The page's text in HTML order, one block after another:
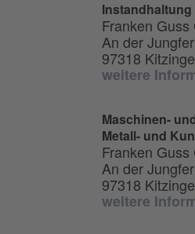
Instandhaltung
Franken
An der
97318
weitere
Maschinen-
Metall- und
Franken
An der
97318
weitere